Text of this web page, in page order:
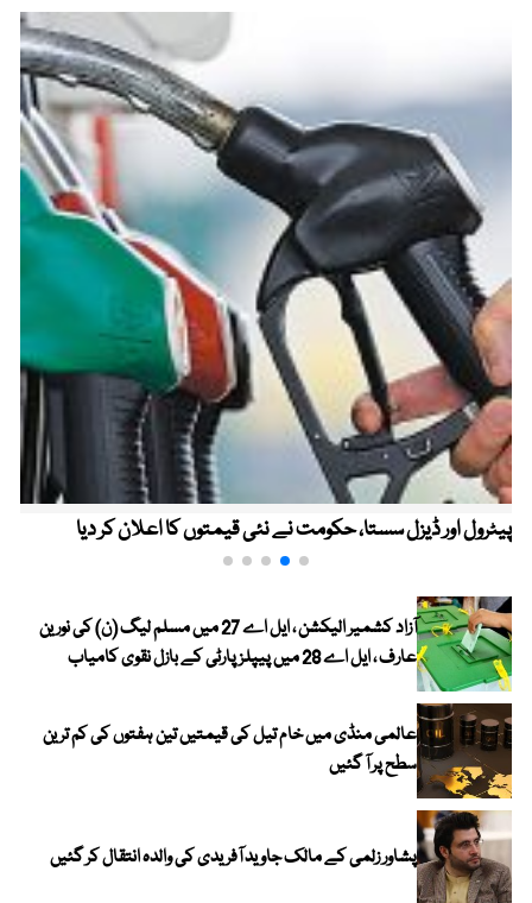
پیٹرول اور ڈیزل سستا، حکومت نے نئی قیمتوں کا اعلان کر دیا
آزاد کشمیر الیکشن ، ایل اے 27 میں مسلم لیگ (ن) کی نورین
عارف ، ایل اے 28 میں پیپلز پارٹی کے بازل نقوی کامیاب
عالمی منڈی میں خام تیل کی قیمتیں تین ہفتوں کی کم ترین
سطح پر آ گئیں
پشاور زلمی کے مالک جاوید آفریدی کی والدہ انتقال کر گئیں